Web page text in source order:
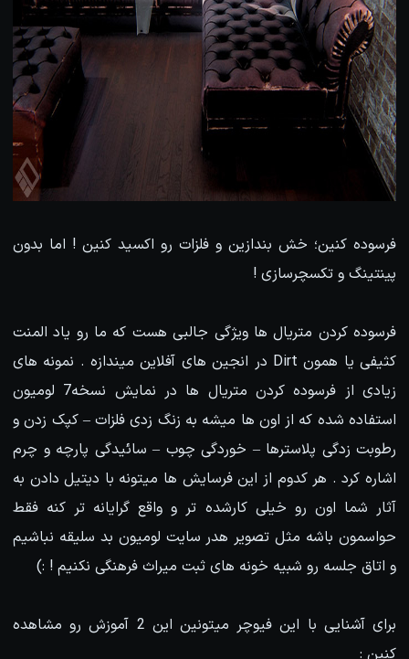
فرسوده کنین؛ خش بندازین و فلزات رو اکسید کنین ! اما بدون
پینتینگ و تکسچرسازی !
فرسوده کردن متریال ها ویژگی جالبی هست که ما رو یاد المنت
کثیفی یا همون Dirt در انجین های آفلاین میندازه . نمونه های
زیادی از فرسوده کردن متریال ها در نمایش نسخه7 لومیون
استفاده شده که از اون ها میشه به زنگ زدی فلزات – کپک زدن و
رطوبت زدگی پلاسترها – خوردگی چوب – سائیدگی پارچه و چرم
اشاره کرد . هر کدوم از این فرسایش ها میتونه با دیتیل دادن به
آثار شما اون رو خیلی کارشده تر و واقع گرایانه تر کنه فقط
حواسمون باشه مثل تصویر هدر سایت لومیون بد سلیقه نباشیم
و اتاق جلسه رو شبیه خونه های ثبت میراث فرهنگی نکنیم ! :)
برای آشنایی با این فیوچر میتونین این 2 آموزش رو مشاهده
کنین :